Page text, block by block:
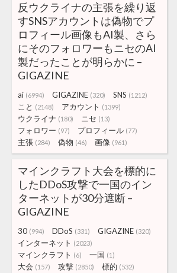
反ウクライナの主張を繰り返
すSNSアカウントは偽物でプ
ロフィール画像もAI製、さら
にそのフォロワーもニセのAI
製だったことが明らかに –
GIGAZINE
ai (6994) GIGAZINE (320) SNS (1212)
こと (2148) アカウント (1399)
ウクライナ (180) ニセ (13)
フォロワー (97) プロフィール (77)
主張 (284) 偽物 (46) 画像 (961)
マインクラフト大会を標的に
したDDoS攻撃で一国のイン
ターネットが30分遮断 –
GIGAZINE
30 (994) DDoS (331) GIGAZINE (320)
インターネット (2023)
マインクラフト (6) 一国 (1)
大会 (157) 攻撃 (2850) 標的 (532)